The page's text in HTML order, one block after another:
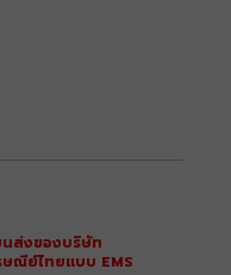
ส่งของบริษัท
ณีย์ไทยแบบ EMS